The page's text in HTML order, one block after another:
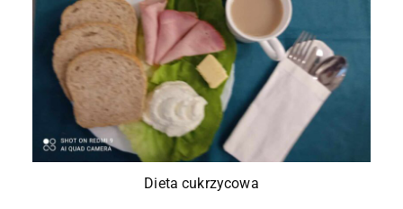
Dieta cukrzycowa